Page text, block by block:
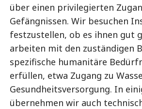
über einen privilegierten
Gefängnissen. Wir besuchen
festzustellen, ob es ihnen gut
arbeiten mit den zuständigen
spezifische humanitäre
erfüllen, etwa Zugang zu
Gesundheitsversorgung. In
übernehmen wir auch